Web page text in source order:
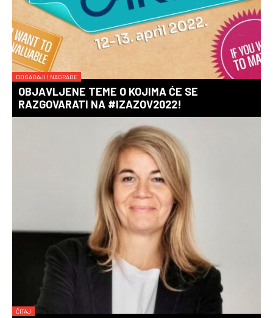
DOGAĐAJI I NAGRADE
OBJAVLJENE TEME O KOJIMA ĆE SE
RAZGOVARATI NA #IZAZOV2022!
ČITAJ